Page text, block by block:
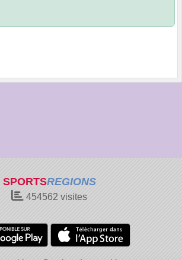
SPORTSREGIONS
454562 visites